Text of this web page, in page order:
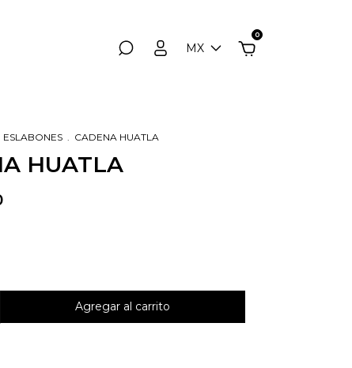
MX
0
ESLABONES . CADENA HUATLA
HUATLA